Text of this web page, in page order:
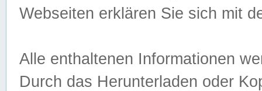
Webseiten erklären Sie sich mit
Alle enthaltenen Informationen
Durch das Herunterladen oder